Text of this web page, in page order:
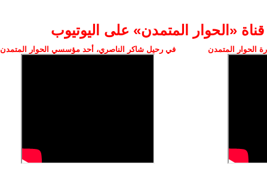
‫«الحوار المتمدن» على اليوتيوب
الحوار المتمدن في رحيل شاكر الناصري، أحد مؤسسي الحوار المتمدن